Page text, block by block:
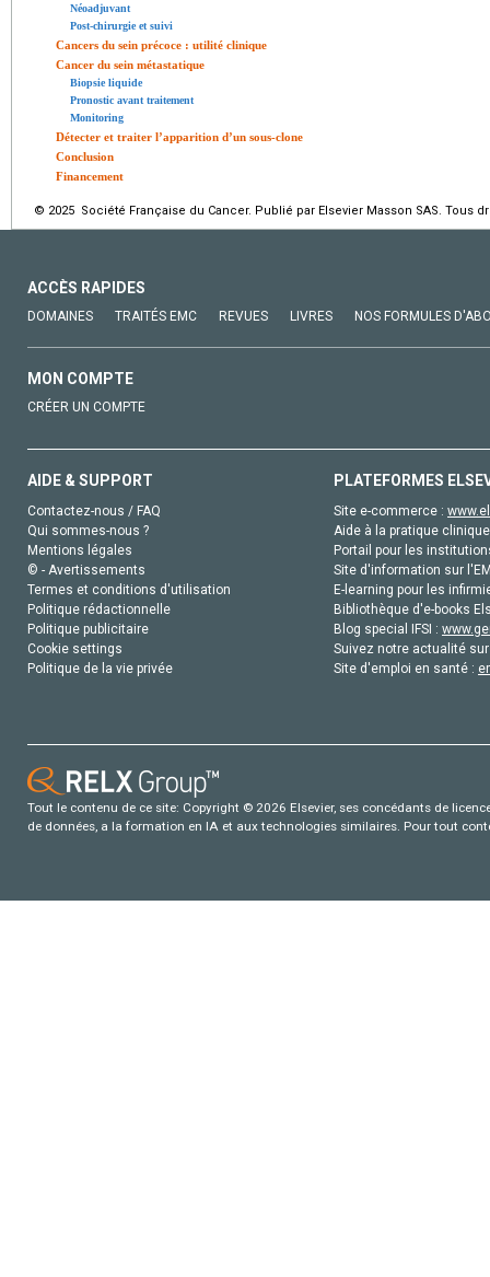
Néoadjuvant
Post-chirurgie et suivi
Cancers du sein précoce : utilité clinique
Cancer du sein métastatique
Biopsie liquide
Pronostic avant traitement
Monitoring
Détecter et traiter l’apparition d’un sous-clone
Conclusion
Financement
© 2025 Société Française du Cancer. Publié par Elsevier Masson SAS. Tous
ACCÈS RAPIDES
DOMAINES TRAITÉS EMC REVUES LIVRES NOS FORMULES
MON COMPTE
CRÉER UN COMPTE
AIDE & SUPPORT
Contactez-nous / FAQ
Qui sommes-nous ?
Mentions légales
© - Avertissements
Termes et conditions d'utilisation
Politique rédactionnelle
Politique publicitaire
Cookie settings
Politique de la vie privée
PLATEFORMES
Site e-commerce :
Aide à la pratique
Portail pour les
Site d'information sur
E-learning pour les
Bibliothèque d'e-books
Blog special IFSI :
Suivez notre actualité
Site d'emploi en santé :
Tout le contenu de ce site: Copyright © 2026 Elsevier, ses concédants de
de données, a la formation en IA et aux technologies similaires. Pour tout